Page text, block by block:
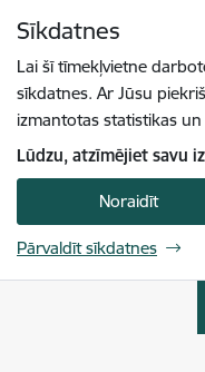
Sīkdatnes
Lai šī tīmekļvietne
sīkdatnes. Ar Jūsu
izmantotas statistikas
Lūdzu, atzīmējiet savu
Noraidīt
Pārvaldīt sīkdatnes